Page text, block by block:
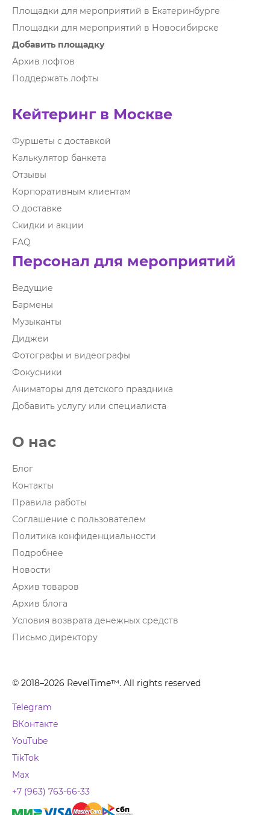
Площадки для мероприятий в Екатеринбурге
Площадки для мероприятий в Новосибирске
Добавить площадку
Архив лофтов
Поддержать лофты
Кейтеринг в Москве
Фуршеты с доставкой
Калькулятор банкета
Отзывы
Корпоративным клиентам
О доставке
Скидки и акции
FAQ
Персонал для мероприятий
Ведущие
Бармены
Музыканты
Диджеи
Фотографы и видеографы
Фокусники
Аниматоры для детского праздника
Добавить услугу или специалиста
О нас
Блог
Контакты
Правила работы
Соглашение с пользователем
Политика конфиденциальности
Подробнее
Новости
Архив товаров
Архив блога
Условия возврата денежных средств
Письмо директору
© 2018–2026 RevelTime™. All rights reserved
Telegram
ВКонтакте
YouTube
TikTok
Max
+7 (963) 763-66-33